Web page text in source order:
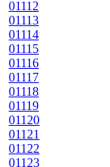
01112
01113
01114
01115
01116
01117
01118
01119
01120
01121
01122
01123